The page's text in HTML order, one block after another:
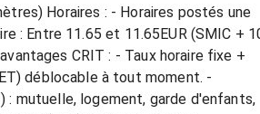
Horaires : - Horaires postés une
: Entre 11.65 et 11.65EUR (SMIC +
CRIT : - Taux horaire fixe +
déblocable à tout moment. -
: mutuelle, logement, garde d'enfants,